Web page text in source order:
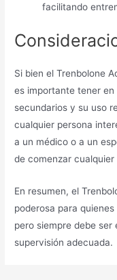
facilitando
Si bien el Trenbolone
es importante tener
secundarios y su uso
cualquier persona
a un médico o a un
de comenzar cualquier
En resumen, el
poderosa para
pero siempre debe
supervisión adecuada.